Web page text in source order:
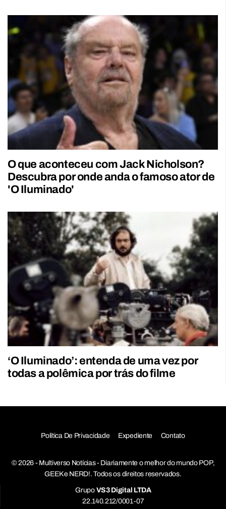
O que aconteceu com Jack Nicholson?
Descubra por onde anda o famoso ator de
'O Iluminado'
‘O Iluminado’: entenda de uma vez por
todas a polêmica por trás do filme
Política De Privacidade Expediente Contato
© 2026 - Multiverso Notícias - Diariamente o melhor do mundo POP,
GEEK e NERD!. Todos os direitos reservados.
Grupo VS3 Digital LTDA
22.140.212/0001-07